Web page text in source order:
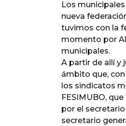
Los
nueva
tuvimos con la
momento por
municipales.
A partir de allí y
ámbito que,
los sindicatos
FESIMUBO,
por el secretario
secretario